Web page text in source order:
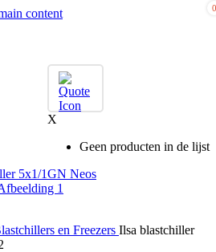
content
0
X
Geen producten in de lijst
en Freezers Ilsa blastchiller